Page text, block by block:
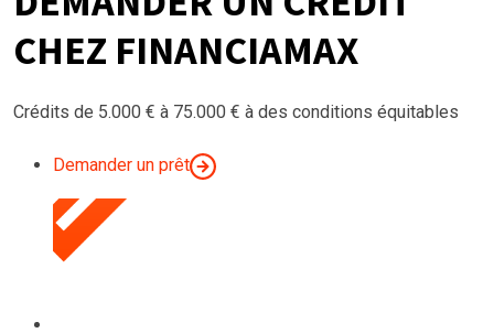
CHEZ FINANCIAMAX
Crédits de 5.000 € à 75.000 € à des conditions équitables
Demander un prêt